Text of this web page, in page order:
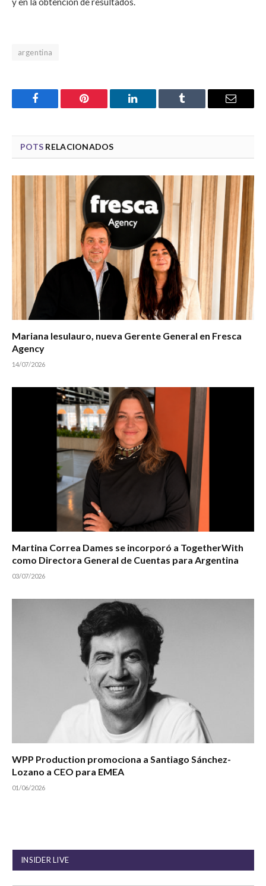
argentina
Facebook Pinterest LinkedIn Tumblr Email
POTS RELACIONADOS
Mariana Iesulauro, nueva Gerente General en Fresca
Agency
14/07/2026
Martina Correa Dames se incorporó a TogetherWith
como Directora General de Cuentas para Argentina
03/07/2026
WPP Production promociona a Santiago Sánchez-
Lozano a CEO para EMEA
01/06/2026
INSIDER LIVE